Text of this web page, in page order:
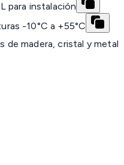
para instalación
-10°C a +55°C
de madera, cristal y metal